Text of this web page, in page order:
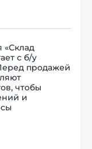
«Склад
с б/у
продажей
чтобы
и